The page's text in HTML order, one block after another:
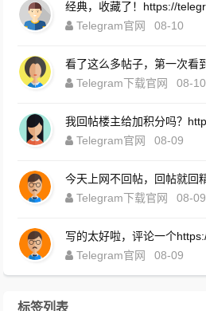
Telegram官网
08-10
Telegram下载官网
08-10
Telegram官网
08-09
Telegram下载官网
08-09
Telegram官网
08-09
标签列表